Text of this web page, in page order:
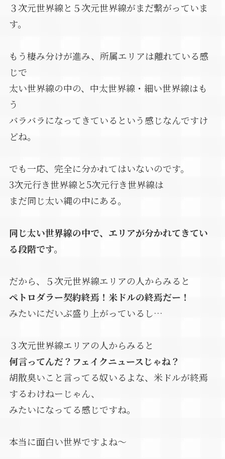
３次元世界線と５次元世界線がまだ繋がっていま
す。
もう棲み分けが進み、所属エリアは離れている感
じで
太い世界線の中の、中太世界線・細い世界線はも
う
バラバラになってきているという感じなんですけ
どね。
でも一応、完全に分かれてはいないのです。
3次元行き世界線と5次元行き世界線は
まだ同じ太い縄の中にある。
同じ太い世界線の中で、エリアが分かれてきてい
る段階です。
だから、５次元世界線エリアの人からみると
ペトロダラー契約終焉！米ドルの終焉だー！
みたいにだいぶ盛り上がっているし…
３次元世界線エリアの人からみると
何言ってんだ？フェイクニュースじゃね？
胡散臭いこと言ってる奴いるよな、米ドルが終焉
するわけねーじゃん、
みたいになってる感じですね。
本当に面白い世界ですよね～